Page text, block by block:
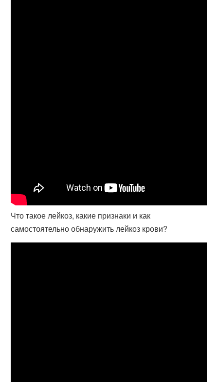
Что такое лейкоз, какие признаки и как
самостоятельно обнаружить лейкоз крови?